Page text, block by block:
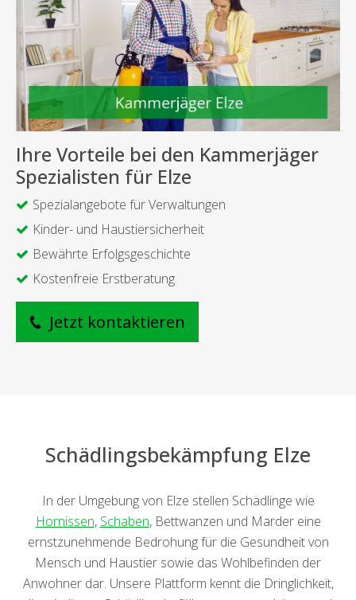
Ihre Vorteile bei den Kammerjäger
Spezialisten für Elze
Spezialangebote für Verwaltungen
Kinder- und Haustiersicherheit
Bewährte Erfolgsgeschichte
Kostenfreie Erstberatung
Jetzt kontaktieren
Schädlingsbekämpfung Elze
In der Umgebung von Elze stellen Schädlinge wie
Hornissen, Schaben, Bettwanzen und Marder eine
ernstzunehmende Bedrohung für die Gesundheit von
Mensch und Haustier sowie das Wohlbefinden der
Anwohner dar. Unsere Plattform kennt die Dringlichkeit,